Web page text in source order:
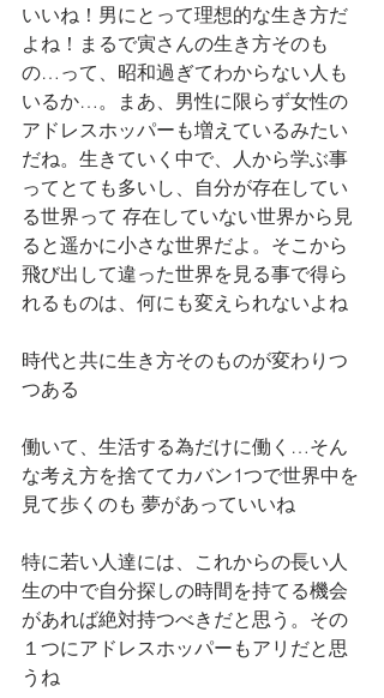
いいね！男にとって理想的な生き方だ
よね！まるで寅さんの生き方そのも
の…って、昭和過ぎてわからない人も
いるか…。まあ、男性に限らず女性の
アドレスホッパーも増えているみたい
だね。生きていく中で、人から学ぶ事
ってとても多いし、自分が存在してい
る世界って 存在していない世界から見
ると遥かに小さな世界だよ。そこから
飛び出して違った世界を見る事で得ら
れるものは、何にも変えられないよね
時代と共に生き方そのものが変わりつ
つある
働いて、生活する為だけに働く…そん
な考え方を捨ててカバン1つで世界中を
見て歩くのも 夢があっていいね
特に若い人達には、これからの長い人
生の中で自分探しの時間を持てる機会
があれば絶対持つべきだと思う。その
１つにアドレスホッパーもアリだと思
うね